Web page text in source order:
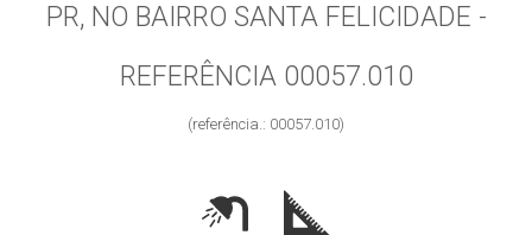
PR, NO BAIRRO SANTA FELICIDADE -
REFERÊNCIA 00057.010
(referência.: 00057.010)